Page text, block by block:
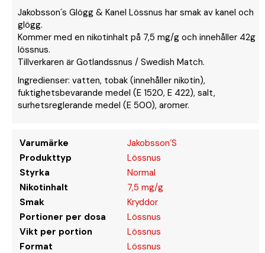
Jakobsson´s Glögg & Kanel Lössnus har smak av kanel och
glögg.
Kommer med en nikotinhalt på 7,5 mg/g och innehåller 42g
lössnus.
Tillverkaren är Gotlandssnus / Swedish Match.
Ingredienser: vatten, tobak (innehåller nikotin),
fuktighetsbevarande medel (E 1520, E 422), salt,
surhetsreglerande medel (E 500), aromer.
Varumärke
Jakobsson´S
Produkttyp
Lössnus
Styrka
Normal
Nikotinhalt
7,5 mg/g
Smak
Kryddor
Portioner per dosa
Lössnus
Vikt per portion
Lössnus
Format
Lössnus